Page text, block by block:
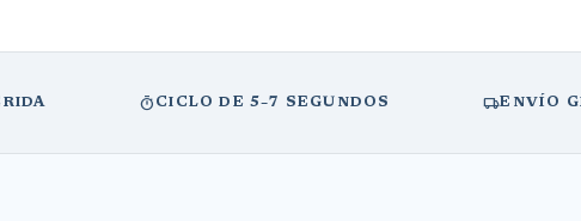
timer CICLO DE 5–7 SEGUNDOS local_shippingENVÍO